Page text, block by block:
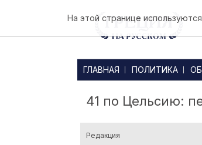
ГЛАВНАЯ ПОЛИТИКА
41 по Цельсию:
Редакция
На этой странице